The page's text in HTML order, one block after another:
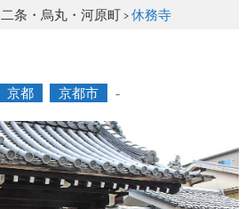
二条・烏丸・河原町>休務寺
京都 京都市 -